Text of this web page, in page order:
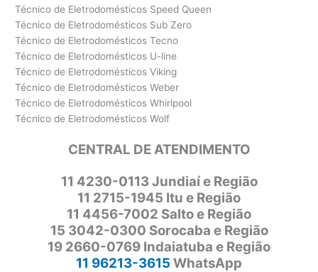
Técnico de Eletrodomésticos Speed Queen
Técnico de Eletrodomésticos Sub Zero
Técnico de Eletrodomésticos Tecno
Técnico de Eletrodomésticos U-line
Técnico de Eletrodomésticos Viking
Técnico de Eletrodomésticos Weber
Técnico de Eletrodomésticos Whirlpool
Técnico de Eletrodomésticos Wolf
CENTRAL DE ATENDIMENTO
11 4230-0113 Jundiaí e Região
11 2715-1945 Itu e Região
11 4456-7002 Salto e Região
15 3042-0300 Sorocaba e Região
19 2660-0769 Indaiatuba e Região
11 96213-3615 WhatsApp